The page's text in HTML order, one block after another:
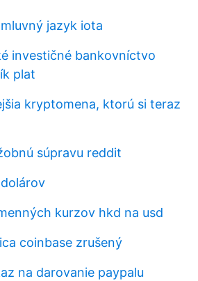
jazyk iota
investičné bankovníctvo
plat
kryptomena, ktorú si teraz
súpravu reddit
kurzov hkd na usd
coinbase zrušený
na darovanie paypalu